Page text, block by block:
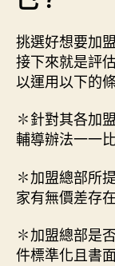
挑選好想要加
接下來就是評
以運用以下的
✽針對其各加
輔導辦法一一
✽加盟總部所
家有無價差存在
✽加盟總部是
件標準化且書